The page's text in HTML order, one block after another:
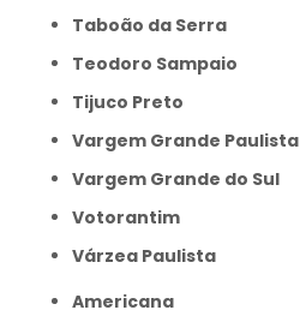
Taboão da Serra
Teodoro Sampaio
Tijuco Preto
Vargem Grande Paulista
Vargem Grande do Sul
Votorantim
Várzea Paulista
Americana